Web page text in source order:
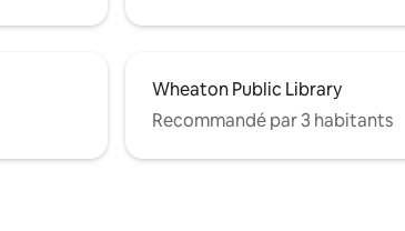
Wheaton Public Library
Recommandé par 3 habitants